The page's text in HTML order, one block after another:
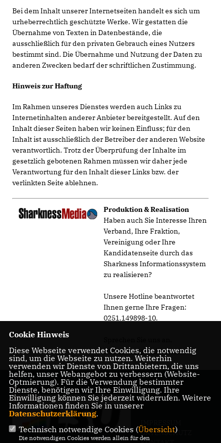
Bei dem Inhalt unserer Internetseiten handelt es sich um
urheberrechtlich geschützte Werke. Wir gestatten die
Übernahme von Texten in Datenbestände, die
ausschließlich für den privaten Gebrauch eines Nutzers
bestimmt sind. Die Übernahme und Nutzung der Daten zu
anderen Zwecken bedarf der schriftlichen Zustimmung.
Hinweis zur Haftung
Im Rahmen unseres Dienstes werden auch Links zu
Internetinhalten anderer Anbieter bereitgestellt. Auf den
Inhalt dieser Seiten haben wir keinen Einfluss; für den
Inhalt ist ausschließlich der Betreiber der anderen Website
verantwortlich. Trotz der Überprüfung der Inhalte im
gesetzlich gebotenen Rahmen müssen wir daher jede
Verantwortung für den Inhalt dieser Links bzw. der
verlinkten Seite ablehnen.
Produktion & Realisation
Haben auch Sie Interesse Ihren
Verband, Ihre Fraktion,
Vereinigung oder Ihre
Kandidatenseite durch das
Sharkness Informationssystem
zu realisieren?
Unsere Hotline beantwortet
Ihnen gerne Ihre Fragen:
0251.149898-10.
http://www.sharkness.de
DATENSCHUTZ
Cookie Hinweis
Diese Webseite verwendet Cookies, die notwendig
sind, um die Webseite zu nutzen. Weiterhin
verwenden wir Dienste von Drittanbietern, die uns
helfen, unser Webangebot zu verbessern (Website-
Optmierung). Für die Verwendung bestimmter
Dienste, benötigen wir Ihre Einwilligung. Ihre
Einwilligung können Sie jederzeit widerrufen. Weitere
Informationen finden Sie in unserer
Datenschutzerklärung.
Technisch notwendige Cookies (Übersicht)
Die notwendigen Cookies werden allein für den